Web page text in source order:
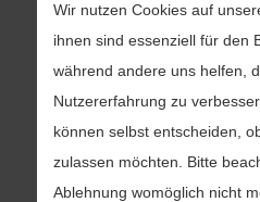
Wichtiger Hinweis:
Mit Urteil vom 12. Mai
Hamburg
Ausbringung eines
Seite ggf. mit zu
Wir nutzen Cookies auf
ihnen sind essenziell für den
während andere uns helfen,
Nutzererfahrung zu
können selbst entscheiden,
zulassen möchten. Bitte
Ablehnung womöglich nicht